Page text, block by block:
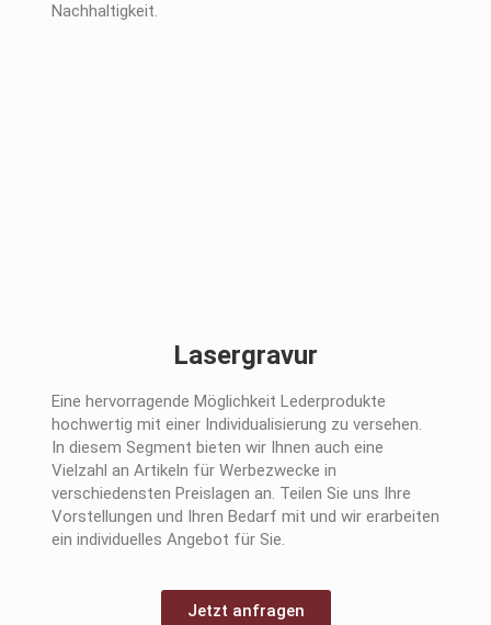
Nachhaltigkeit.
Lasergravur
Eine hervorragende Möglichkeit Lederprodukte
hochwertig mit einer Individualisierung zu versehen.
In diesem Segment bieten wir Ihnen auch eine
Vielzahl an Artikeln für Werbezwecke in
verschiedensten Preislagen an. Teilen Sie uns Ihre
Vorstellungen und Ihren Bedarf mit und wir erarbeiten
ein individuelles Angebot für Sie.
Jetzt anfragen